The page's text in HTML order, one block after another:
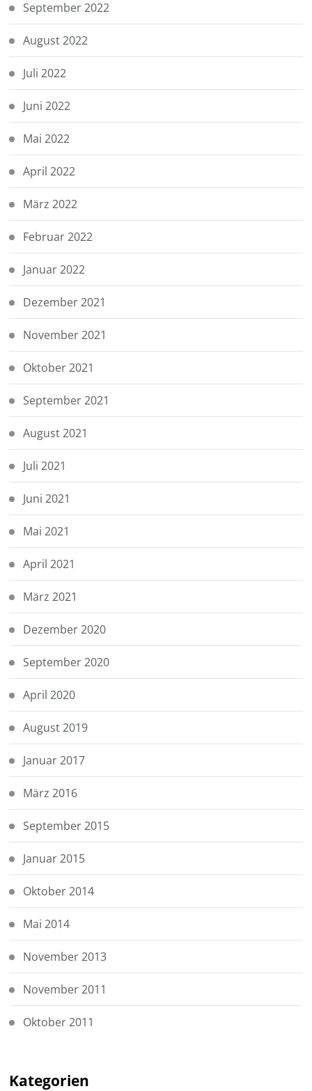
September 2022
August 2022
Juli 2022
Juni 2022
Mai 2022
April 2022
März 2022
Februar 2022
Januar 2022
Dezember 2021
November 2021
Oktober 2021
September 2021
August 2021
Juli 2021
Juni 2021
Mai 2021
April 2021
März 2021
Dezember 2020
September 2020
April 2020
August 2019
Januar 2017
März 2016
September 2015
Januar 2015
Oktober 2014
Mai 2014
November 2013
November 2011
Oktober 2011
Kategorien